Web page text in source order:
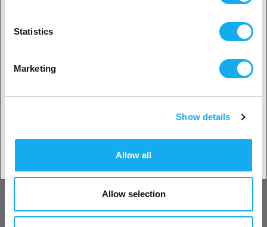
Statistics
Marketing
Show details
Allow all
Allow selection
Forretning
Telefon